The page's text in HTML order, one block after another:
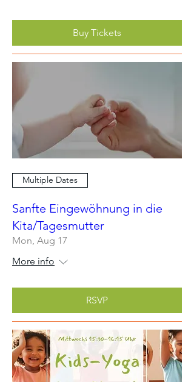
Buy Tickets
Multiple Dates
Sanfte Eingewöhnung in die
Kita/Tagesmutter
Mon, Aug 17
More info
RSVP